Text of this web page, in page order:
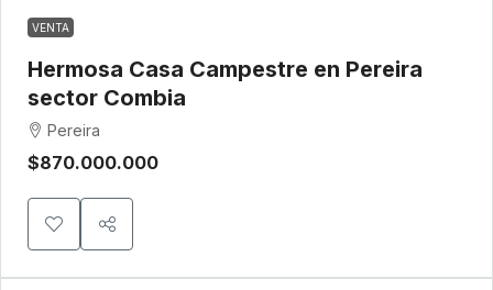
VENTA
Hermosa Casa Campestre en Pereira
sector Combia
Pereira
$870.000.000